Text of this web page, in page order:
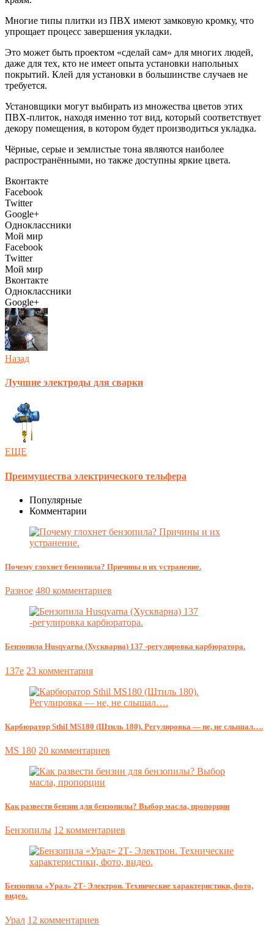
Многие типы плитки из ПВХ имеют замковую кромку, что
упрощает процесс завершения укладки.
Это может быть проектом «сделай сам» для многих людей,
даже для тех, кто не имеет опыта установки напольных
покрытий. Клей для установки в большинстве случаев не
требуется.
Установщики могут выбирать из множества цветов этих
ПВХ-плиток, находя именно тот вид, который соответствует
декору помещения, в котором будет производиться укладка.
Чёрные, серые и землистые тона являются наиболее
распространёнными, но также доступны яркие цвета.
Вконтакте
Facebook
Twitter
Google+
Одноклассники
Мой мир
Facebook
Twitter
Мой мир
Вконтакте
Одноклассники
Google+
Назад
Лучшие электроды для сварки
ЕЩЕ
Преимущества электрического тельфера
Популярные
Комментарии
Почему глохнет бензопила? Причины и их устранение.
Разное 480 комментариев
Бензопила Husqvarna (Хускварна) 137 -регулировка карбюратора.
137e 23 комментария
Карбюратор Sthil MS180 (Штиль 180). Регулировка — не, не слышал….
MS 180 20 комментариев
Как развести бензин для бензопилы? Выбор масла, пропорции
Бензопилы 12 комментариев
Бензопила «Урал» 2Т- Электрон. Технические характеристики, фото,
видео.
Урал 12 комментариев